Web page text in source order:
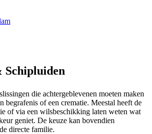
Schipluiden
die achtergeblevenen moeten maken
begrafenis of een crematie. Meestal heeft de
of via een wilsbeschikking laten weten wat
geniet. De keuze kan bovendien
directe familie.